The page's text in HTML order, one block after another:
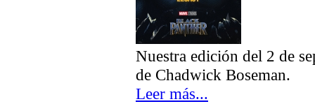
Nuestra edición del 2 de
de Chadwick Boseman.
Leer más...